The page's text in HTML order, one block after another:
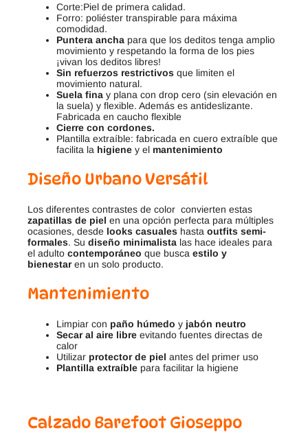
Corte:Piel de primera calidad.
Forro: poliéster transpirable para máxima
comodidad.
Puntera ancha para que los deditos tenga amplio
movimiento y respetando la forma de los pies
¡vivan los deditos libres!
Sin refuerzos restrictivos que limiten el
movimiento natural.
Suela fina y plana con drop cero (sin elevación en
la suela) y flexible. Además es antideslizante.
Fabricada en caucho flexible
Cierre con cordones.
Plantilla extraíble: fabricada en cuero extraíble que
facilita la higiene y el mantenimiento
Diseño Urbano Versátil
Los diferentes contrastes de color convierten estas
zapatillas de piel en una opción perfecta para múltiples
ocasiones, desde looks casuales hasta outfits semi-
formales. Su diseño minimalista las hace ideales para
el adulto contemporáneo que busca estilo y
bienestaren un solo producto.
Mantenimiento
Limpiar con paño húmedo y jabón neutro
Secar al aire libre evitando fuentes directas de
calor
Utilizar protector de piel antes del primer uso
Plantilla extraíble para facilitar la higiene
Calzado Barefoot Gioseppo